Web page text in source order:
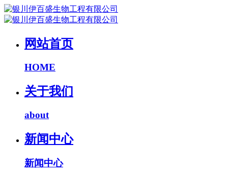
网站首页
HOME
关于我们
about
新闻中心
新闻中心